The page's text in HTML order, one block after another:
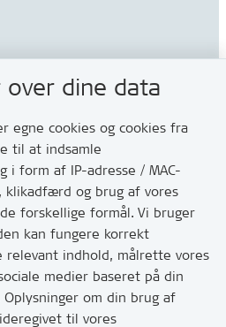
i kontakt med os? Se her
eller andet
over dine data
egne cookies og cookies fra
til at indsamle
i form af IP-adresse / MAC-
klikadfærd og brug af vores
forskellige formål. Vi bruger
kan fungere korrekt
relevant indhold, målrette vores
medier baseret på din
om din brug af
til vores